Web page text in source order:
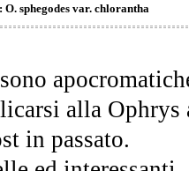
O. sphegodes var. chlorantha
alla
in passato.